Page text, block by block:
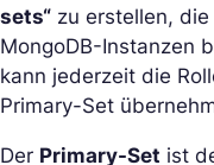
sets“ zu erstellen,
MongoDB-Instanzen
kann jederzeit die
Primary-Set
Der Primary-Set ist